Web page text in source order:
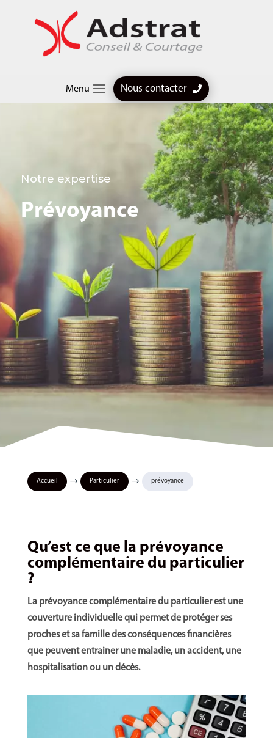
Menu Nous contacter
Notre expertise
Prévoyance
Accueil $ Particulier $ prévoyance
Qu’est ce que la prévoyance
complémentaire du particulier
?
La prévoyance complémentaire du particulier est une
couverture individuelle qui permet de protéger ses
proches et sa famille des conséquences financières
que peuvent entrainer une maladie, un accident, une
hospitalisation ou un décès.